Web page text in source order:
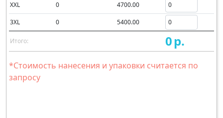
XXL 0 4700.00
3XL 0 5400.00
Итого: 0р.
*Стоимость нанесения и упаковки считается по
запросу